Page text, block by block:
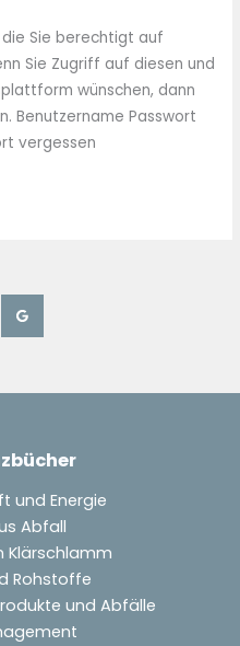
die Sie berechtigt auf
Sie Zugriff auf diesen und
wünschen, dann
Benutzername Passwort
vergessen
und Energie
Abfall
Klärschlamm
Rohstoffe
und Abfälle